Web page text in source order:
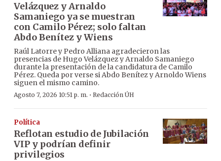
Velázquez y Arnaldo
Samaniego ya se muestran
con Camilo Pérez; solo faltan
Abdo Benítez y Wiens
Raúl Latorre y Pedro Alliana agradecieron las
presencias de Hugo Velázquez y Arnaldo Samaniego
durante la presentación de la candidatura de Camilo
Pérez. Queda por verse si Abdo Benítez y Arnoldo Wiens
siguen el mismo camino.
Agosto 7, 2026 10:51 p. m. · Redacción ÚH
Política
Reflotan estudio de Jubilación
VIP y podrían definir
privilegios